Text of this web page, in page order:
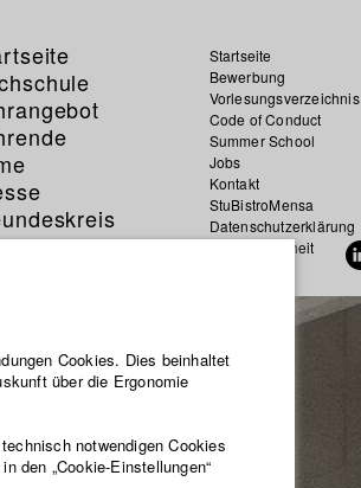
Startseite
Bewerbung
Vorlesungsverzeichnis
Code of Conduct
Summer School
Jobs
Kontakt
StuBistroMensa
Datenschutzerklärung
Datensicherheit
Cookies. Dies beinhaltet
über die Ergonomie
notwendigen Cookies
den „Cookie-Einstellungen“